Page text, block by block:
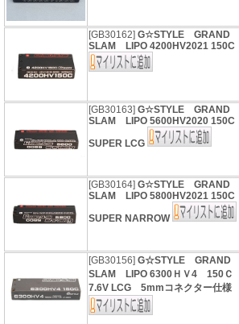
[GB30162]G☆STYLE GRAND
SLAM LIPO 4200HV2021 150C
[GB30163]G☆STYLE GRAND
SLAM LIPO 5600HV2020 150C
SUPER LCG
[GB30164]G☆STYLE GRAND
SLAM LIPO 5800HV2021 150C
SUPER NARROW
[GB30156]G☆STYLE GRAND
SLAM LIPO 6300ＨＶ4 150Ｃ
7.6V LCG 5mmコネクター仕様